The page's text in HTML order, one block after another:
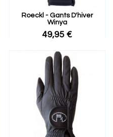
Roeckl - Gants D'hiver
Winya
49,95 €